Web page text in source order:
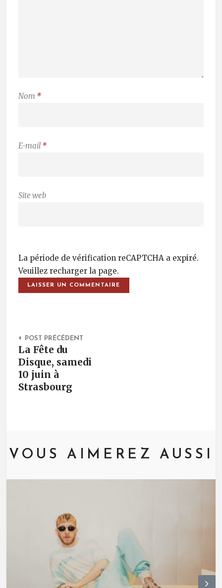
Nom *
E-mail *
Site web
La période de vérification reCAPTCHA a expiré.
Veuillez recharger la page.
Post Navigation
POST PRÉCÉDENT
La Fête du
Disque, samedi
10 juin à
Strasbourg
VOUS AIMEREZ AUSSI